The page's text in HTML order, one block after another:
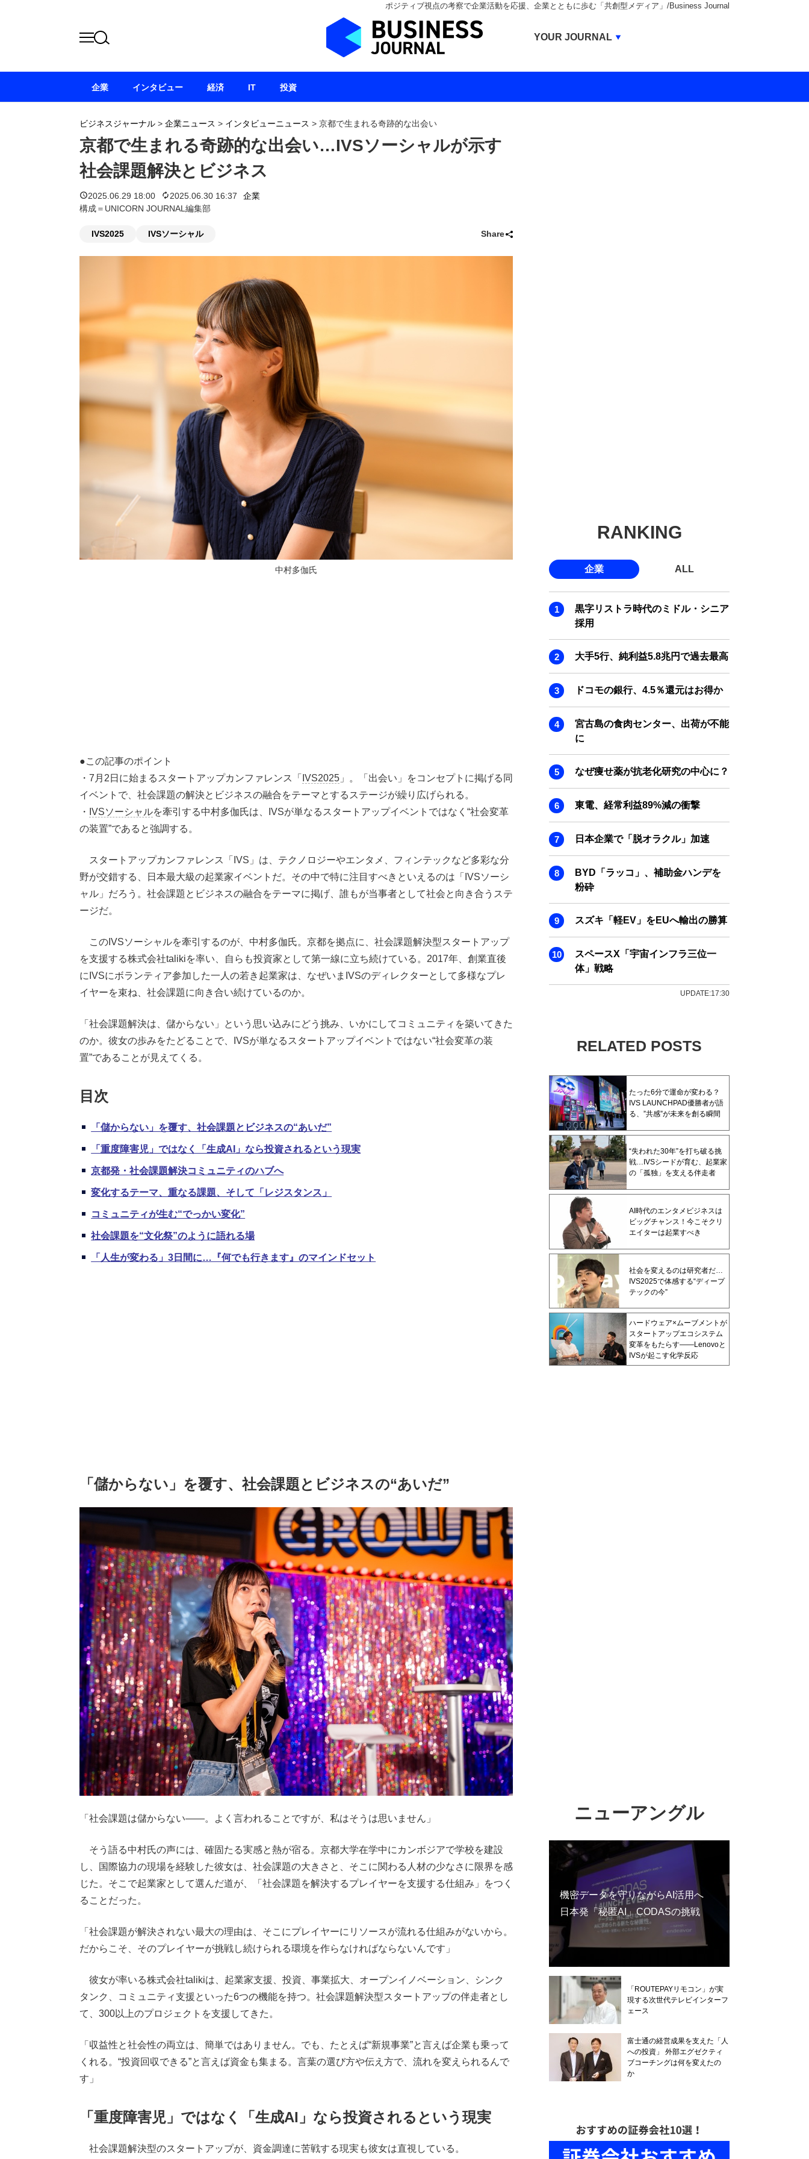
ポジティブ視点の考察で企業活動を応援、企業とともに歩む「共創型メディア」/Business Journal
ビジネスジャーナル > 企業ニュース > インタビューニュース > 京都で生まれる奇跡的な出会い
京都で生まれる奇跡的な出会い…IVSソーシャルが示す
社会課題解決とビジネス
2025.06.29 18:00 2025.06.30 16:37
企業
構成＝UNICORN JOURNAL編集部
IVS2025 IVSソーシャル Share
中村多伽氏
●この記事のポイント
・7月2日に始まるスタートアップカンファレンス「 IVS2025 」。「出会い」をコンセプトに掲げる同
イベントで、社会課題の解決とビジネスの融合をテーマとするステージが繰り広げられる。
・ IVSソーシャルを牽引する中村多伽氏は、IVSが単なるスタートアップイベントではなく“社会変革
の装置”であると強調する。
スタートアップカンファレンス「IVS」は、テクノロジーやエンタメ、フィンテックなど多彩な分
野が交錯する、日本最大級の起業家イベントだ。その中で特に注目すべきといえるのは「IVSソーシ
ャル」だろう。社会課題とビジネスの融合をテーマに掲げ、誰もが当事者として社会と向き合うステ
ージだ。
このIVSソーシャルを牽引するのが、中村多伽氏。京都を拠点に、社会課題解決型スタートアップ
を支援する株式会社talikiを率い、自らも投資家として第一線に立ち続けている。2017年、創業直後
にIVSにボランティア参加した一人の若き起業家は、なぜいまIVSのディレクターとして多様なプレ
イヤーを束ね、社会課題に向き合い続けているのか。
「社会課題解決は、儲からない」という思い込みにどう挑み、いかにしてコミュニティを築いてきた
のか。彼女の歩みをたどることで、IVSが単なるスタートアップイベントではない“社会変革の装
置”であることが見えてくる。
目次
「儲からない」を覆す、社会課題とビジネスの“あいだ”
「重度障害児」ではなく「生成AI」なら投資されるという現実
京都発・社会課題解決コミュニティのハブへ
変化するテーマ、重なる課題、そして「レジスタンス」
コミュニティが生む“でっかい変化”
社会課題を“文化祭”のように語れる場
「人生が変わる」3日間に…『何でも行きます』のマインドセット
「儲からない」を覆す、社会課題とビジネスの“あいだ”
「社会課題は儲からない——。よく言われることですが、私はそうは思いません」
そう語る中村氏の声には、確固たる実感と熱が宿る。京都大学在学中にカンボジアで学校を建設
し、国際協力の現場を経験した彼女は、社会課題の大きさと、そこに関わる人材の少なさに限界を感
じた。そこで起業家として選んだ道が、「社会課題を解決するプレイヤーを支援する仕組み」をつく
ることだった。
「社会課題が解決されない最大の理由は、そこにプレイヤーにリソースが流れる仕組みがないから。
だからこそ、そのプレイヤーが挑戦し続けられる環境を作らなければならないんです」
彼女が率いる株式会社talikiは、起業家支援、投資、事業拡大、オープンイノベーション、シンク
タンク、コミュニティ支援といった6つの機能を持つ。社会課題解決型スタートアップの伴走者とし
て、300以上のプロジェクトを支援してきた。
「収益性と社会性の両立は、簡単ではありません。でも、たとえば“新規事業”と言えば企業も乗って
くれる。“投資回収できる”と言えば資金も集まる。言葉の選び方や伝え方で、流れを変えられるんで
す」
「重度障害児」ではなく「生成AI」なら投資されるという現実
社会課題解決型のスタートアップが、資金調達に苦戦する現実も彼女は直視している。
RANKING
企業 ALL
黒字リストラ時代のミドル・シニア
採用
大手5行、純利益5.8兆円で過去最高
ドコモの銀行、4.5％還元はお得か
宮古島の食肉センター、出荷が不能
に
なぜ痩せ薬が抗老化研究の中心に？
東電、経常利益89%減の衝撃
日本企業で「脱オラクル」加速
BYD「ラッコ」、補助金ハンデを
粉砕
スズキ「軽EV」をEUへ輸出の勝算
スペースX「宇宙インフラ三位一
体」戦略
UPDATE:17:30
RELATED POSTS
たった6分で運命が変わる？
IVS LAUNCHPAD優勝者が語
る、”共感”が未来を創る瞬間
“失われた30年”を打ち破る挑
戦…IVSシードが育む、起業家
の「孤独」を支える伴走者
AI時代のエンタメビジネスは
ビッグチャンス！今こそクリ
エイターは起業すべき
社会を変えるのは研究者だ…
IVS2025で体感する“ディープ
テックの今”
ハードウェア×ムーブメントが
スタートアップエコシステム
変革をもたらす——Lenovoと
IVSが起こす化学反応
ニューアングル
機密データを守りながらAI活用へ
日本発「秘匿AI」CODASの挑戦
「ROUTEPAYリモコン」が実
現する次世代テレビインターフ
ェース
富士通の経営成果を支えた「人
への投資」 外部エグゼクティ
ブコーチングは何を変えたの
か
企業 インタビュー 経済 IT 投資
YOUR JOURNAL
BUSINESS JOURNAL